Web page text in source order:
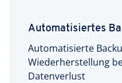
Automatisiertes
Automatisierte
Wiederherstellung
Datenverlust